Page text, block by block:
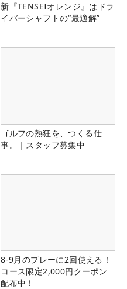
新『TENSEIオレンジ』はドラ
イバーシャフトの“最適解”
ゴルフの熱狂を、つくる仕
事。｜スタッフ募集中
8-9月のプレーに2回使える！
コース限定2,000円クーポン
配布中！